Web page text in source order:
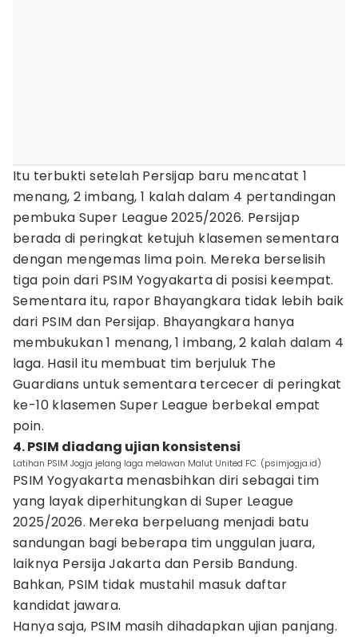
Itu terbukti setelah Persijap baru mencatat 1
menang, 2 imbang, 1 kalah dalam 4 pertandingan
pembuka Super League 2025/2026. Persijap
berada di peringkat ketujuh klasemen sementara
dengan mengemas lima poin. Mereka berselisih
tiga poin dari PSIM Yogyakarta di posisi keempat.
Sementara itu, rapor Bhayangkara tidak lebih baik
dari PSIM dan Persijap. Bhayangkara hanya
membukukan 1 menang, 1 imbang, 2 kalah dalam 4
laga. Hasil itu membuat tim berjuluk The
Guardians untuk sementara tercecer di peringkat
ke-10 klasemen Super League berbekal empat
poin.
4. PSIM diadang ujian konsistensi
Latihan PSIM Jogja jelang laga melawan Malut United FC. (psimjogja.id)
PSIM Yogyakarta menasbihkan diri sebagai tim
yang layak diperhitungkan di Super League
2025/2026. Mereka berpeluang menjadi batu
sandungan bagi beberapa tim unggulan juara,
laiknya Persija Jakarta dan Persib Bandung.
Bahkan, PSIM tidak mustahil masuk daftar
kandidat jawara.
Hanya saja, PSIM masih dihadapkan ujian panjang.